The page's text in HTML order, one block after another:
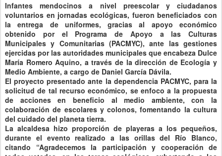
Infantes mendocinos a nivel preescolar y ciudadanos
voluntarios en jornadas ecológicas, fueron beneficiados con
la entrega de uniformes, gracias al apoyo económico
obtenido por el Programa de Apoyo a las Culturas
Municipales y Comunitarias (PACMYC), ante las gestiones
ejercidas por las autoridades municipales que encabeza Dulce
María Romero Aquino, a través de la dirección de Ecología y
Medio Ambiente, a cargo de Daniel García Dávila.
El proyecto presentado ante la dependencia PACMYC, para la
solicitud de tal recurso económico, se enfoco a la propuesta
de acciones en beneficio al medio ambiente, con la
colaboración de escolares y colonos, fomentando la cultura
del cuidado del planeta tierra.
La alcaldesa hizo proporción de playeras a los pequeños,
durante el evento realizado a las orillas del Río Blanco,
citando “Agradecemos la participación y cooperación de